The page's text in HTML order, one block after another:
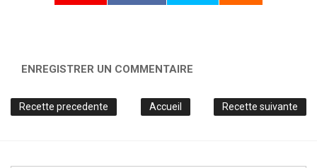
ENREGISTRER UN COMMENTAIRE
Recette precedente Recette suivante
Accueil